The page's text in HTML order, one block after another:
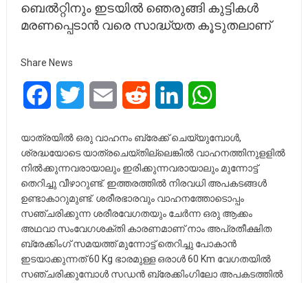
ബെൽറ്റിനും ഇടയിൽ ഞെരുങ്ങി കുട്ടികൾ
മരണപ്പെടാൻ വരെ സാദ്ധ്യത കൂടുതലാണ്
Share News
FacebookTwitter Email Reddit LinkedIn
യാത്രയിൽ ഒരു വാഹനം ബ്രേക്ക് ചെയ്യുമ്പോൾ,
ശ്രദ്ധയോടെ യാത്രചെയ്തില്ലെങ്കിൽ വാഹനത്തിനുളളിൽ
നിൽക്കുന്നവരായാലും ഇരിക്കുന്നവരായാലും മുന്നോട്ട്
തെറിച്ചു വീഴാറുണ്ട്. ഇത്തരത്തിൽ നിരവധി അപകടങ്ങൾ
ഉണ്ടാകാറുമുണ്ട്. ശരീരഭാരവും വാഹനത്തോടൊപ്പം
സഞ്ചരിക്കുന്ന ശരീരവേഗതയും ചേർന്ന ഒരു ആക്കം
അഥവാ സംവേഗശക്തി കാരണമാണ് നാം അപ്രതീക്ഷിത
ബ്രേക്കിംഗ് സമയത്ത് മുന്നോട്ട് തെറിച്ചു പോകാൻ
ഇടയാക്കുന്നത് 60 Kg ഭാരമുള്ള ഒരാൾ 60 Km വേഗതയിൽ
സഞ്ചരിക്കുമ്പോൾ സഡൻ ബ്രേക്കിംഗിലോ അപകടത്തിൽ